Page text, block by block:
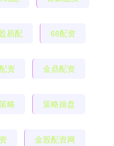
易配 68配资
资 金鼎配资
略 策略操盘
金股配资网